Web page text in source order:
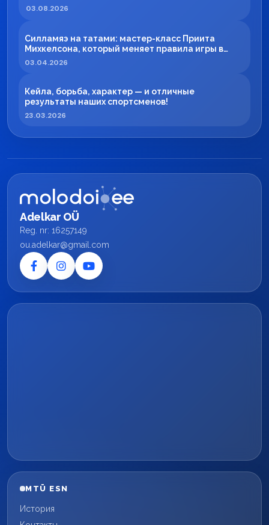
03.08.2026
Силламяэ на татами: мастер-класс Приита
Михкелсона, который меняет правила игры в
регионе
03.04.2026
Кейла, борьба, характер — и отличные
результаты наших спортсменов!
23.03.2026
Adelkar OÜ
Reg. nr: 16257149
ou.adelkar@gmail.com
MTÜ ESN
История